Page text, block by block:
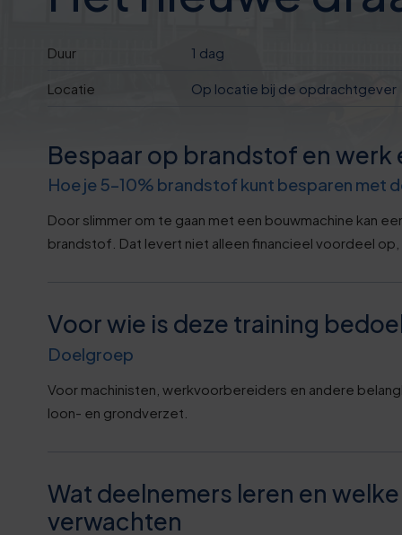
Duur 1 dag
Locatie Op locatie bij de opdrachtgever
Bespaar op brandstof en
Hoe je 5–10% brandstof kunt besparen met
Door slimmer om te gaan met een bouwmachine kan
brandstof. Dat levert niet alleen financieel voordeel op,
Voor wie is deze training
Doelgroep
Voor machinisten, werkvoorbereiders en andere
loon- en grondverzet.
Wat deelnemers leren en
verwachten
0
1
2
3
4
7
2
7
2
8
3
8
3
3